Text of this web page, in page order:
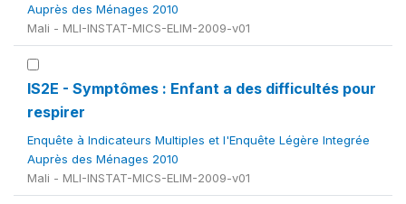
Auprès des Ménages 2010
Mali - MLI-INSTAT-MICS-ELIM-2009-v01
IS2E - Symptômes : Enfant a des difficultés pour
respirer
Enquête à Indicateurs Multiples et l'Enquête Légère Integrée
Auprès des Ménages 2010
Mali - MLI-INSTAT-MICS-ELIM-2009-v01